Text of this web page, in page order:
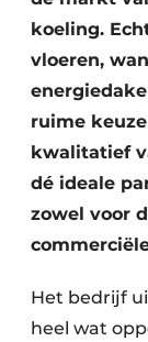
koeling.
vloeren,
ruime
kwalitatief
dé ideale
zowel voor
Het bedrijf
heel wat